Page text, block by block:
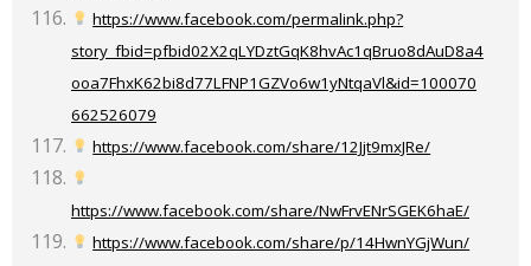
https://www.facebook.com/permalink.php?
story_fbid=pfbid02X2qLYDztGqK8hvAc1qBruo8dAuD8a4
ooa7FhxK62bi8d77LFNP1GZVo6w1yNtqaVl&id=100070
662526079
https://www.facebook.com/share/12Jjt9mxJRe/
https://www.facebook.com/share/NwFrvENrSGEK6haE/
https://www.facebook.com/share/p/14HwnYGjWun/